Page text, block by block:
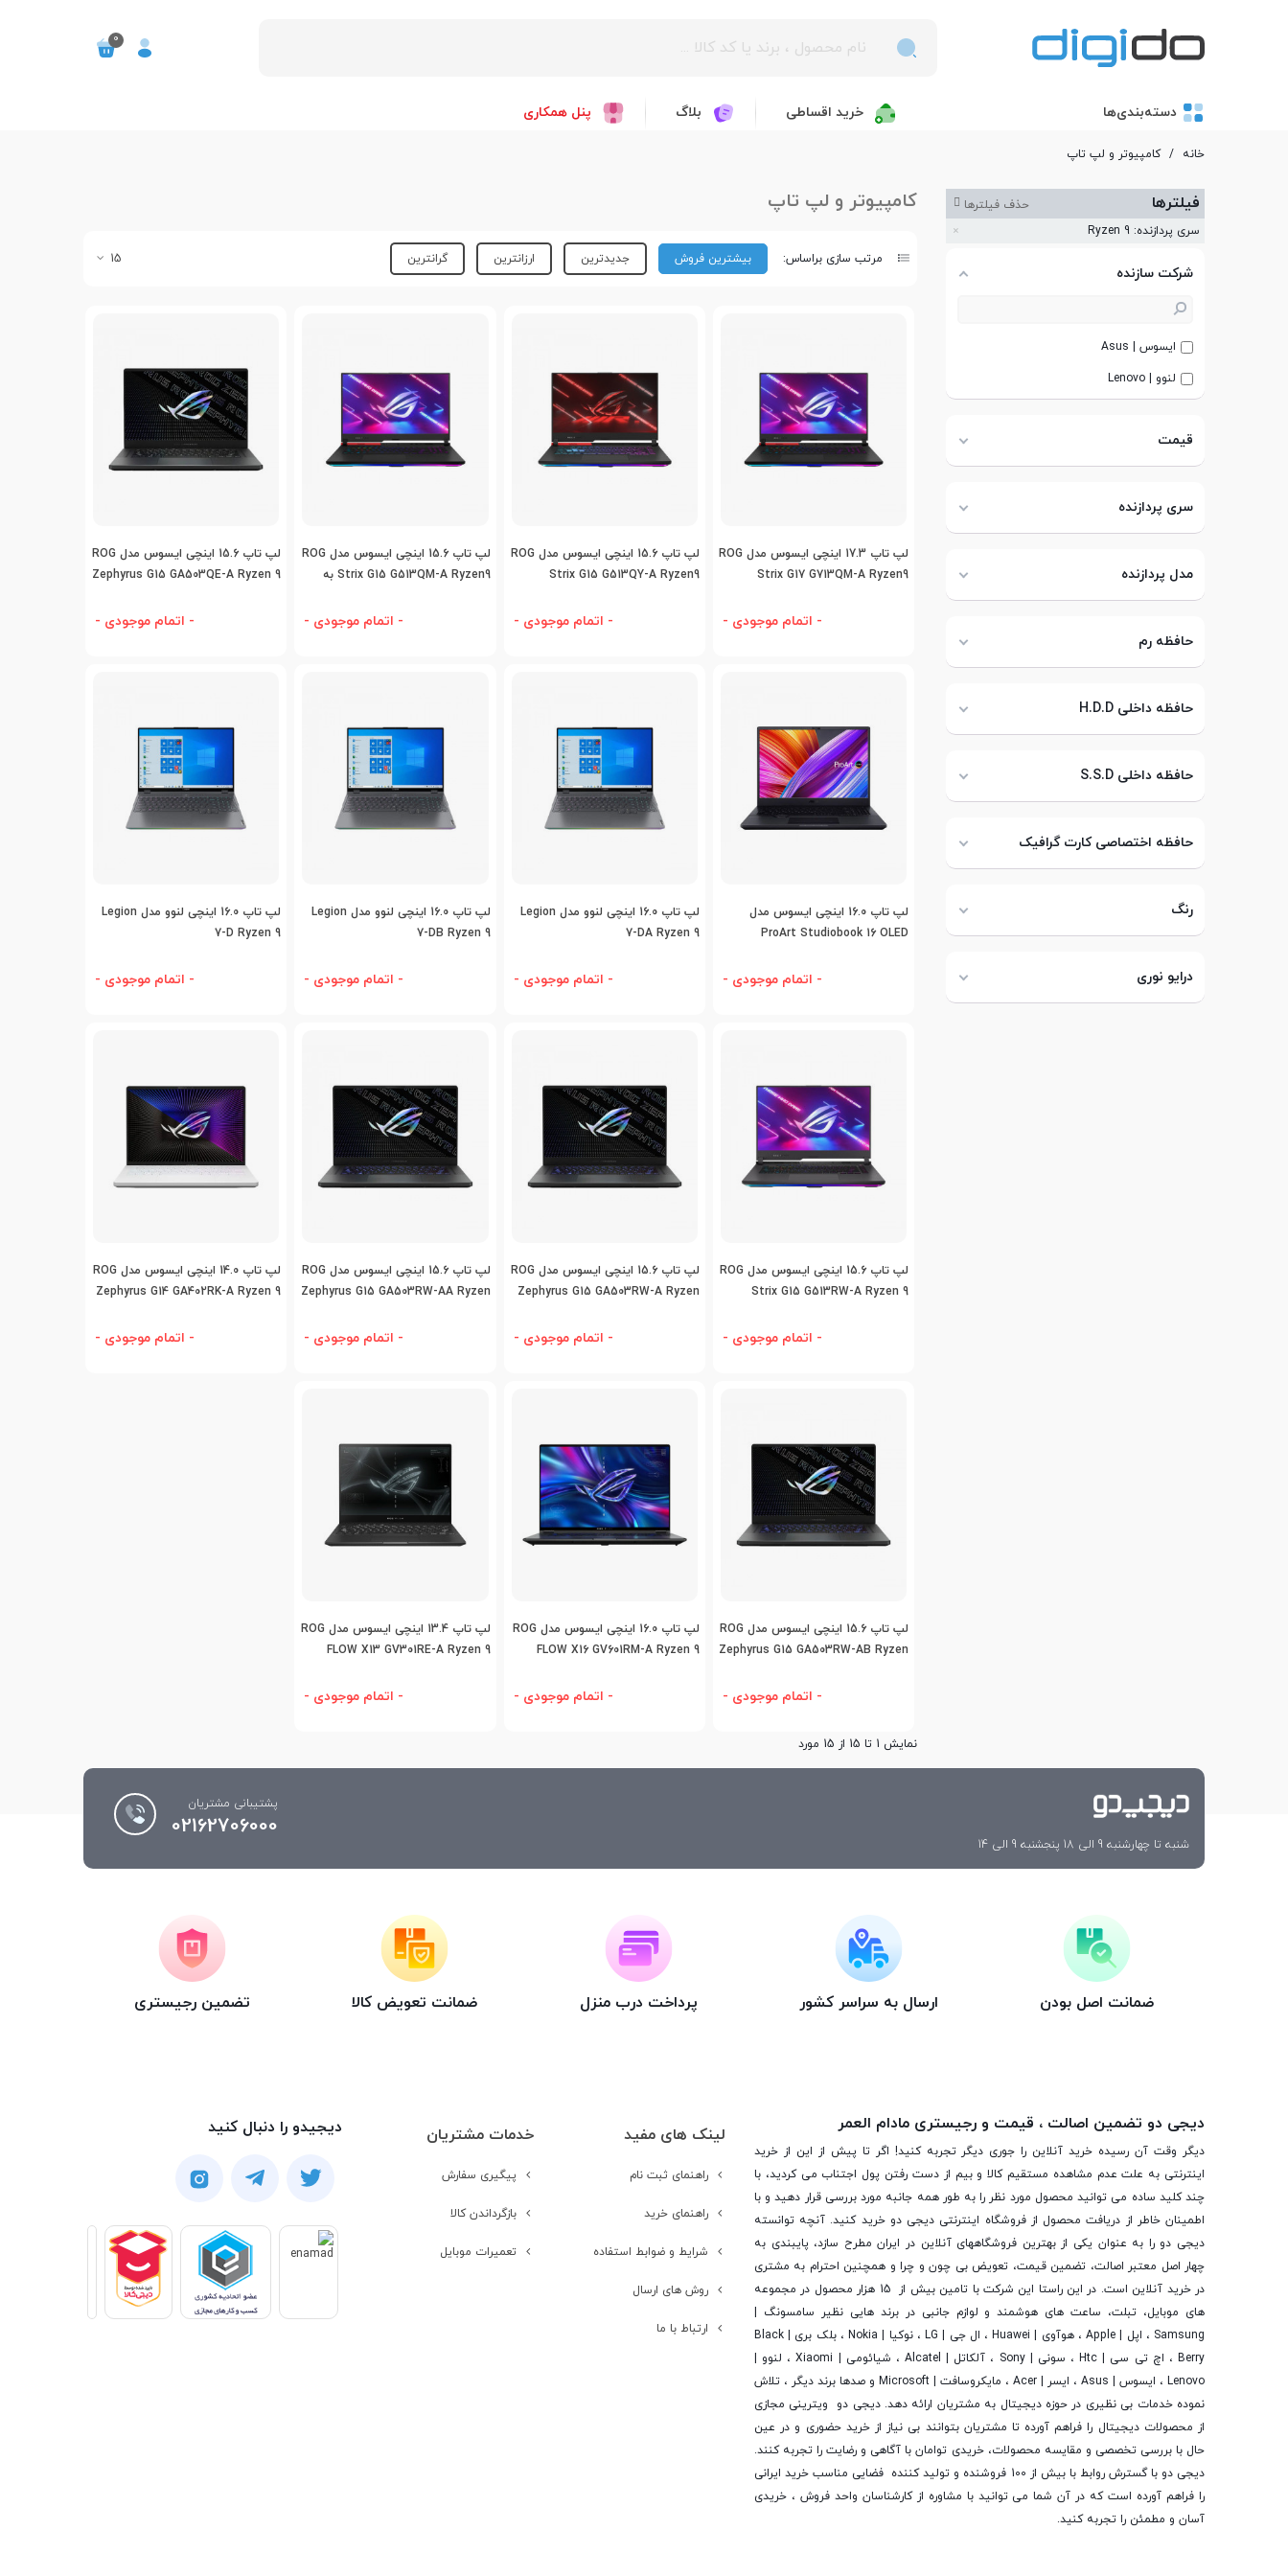
0
دسته‌بندی‌ها خرید اقساطی بلاگ پنل همکاری
خانه / کامپیوتر و لپ تاپ
فیلترها
حذف فیلترها
سری پردازنده: Ryzen 9
شرکت سازنده
ایسوس | Asus
لنوو | Lenovo
قیمت
سری پردازنده
مدل پردازنده
حافظه رم
حافظه داخلی H.D.D
حافظه داخلی S.S.D
حافظه اختصاصی کارت گرافیک
رنگ
درایو نوری
کامپیوتر و لپ تاپ
مرتب سازی براساس: بیشترین فروش جدیدترین ارزانترین گرانترین 15
اضافه به مقایسه
لپ تاپ 17.3 اینچی ایسوس مدل ROG
Strix G17 G713QM-A Ryzen9
- اتمام موجودی -
اضافه به مقایسه
لپ تاپ 15.6 اینچی ایسوس مدل ROG
Strix G15 G513QY-A Ryzen9
- اتمام موجودی -
اضافه به مقایسه
لپ تاپ 15.6 اینچی ایسوس مدل ROG
Strix G15 G513QM-A Ryzen9 به
- اتمام موجودی -
اضافه به مقایسه
لپ تاپ 15.6 اینچی ایسوس مدل ROG
Zephyrus G15 GA503QE-A Ryzen 9
- اتمام موجودی -
اضافه به مقایسه
لپ تاپ 16.0 اینچی ایسوس مدل
ProArt Studiobook 16 OLED
- اتمام موجودی -
اضافه به مقایسه لپ تاپ 16.0 اینچی لنوو مدل Legion
7-DA Ryzen 9
- اتمام موجودی -
اضافه به مقایسه لپ تاپ 16.0 اینچی لنوو مدل Legion
7-DB Ryzen 9
- اتمام موجودی -
اضافه به مقایسه لپ تاپ 16.0 اینچی لنوو مدل Legion
7-D Ryzen 9
- اتمام موجودی -
اضافه به مقایسه
لپ تاپ 15.6 اینچی ایسوس مدل ROG
Strix G15 G513RW-A Ryzen 9
- اتمام موجودی -
اضافه به مقایسه
لپ تاپ 15.6 اینچی ایسوس مدل ROG
Zephyrus G15 GA503RW-A Ryzen
- اتمام موجودی -
اضافه به مقایسه
لپ تاپ 15.6 اینچی ایسوس مدل ROG
Zephyrus G15 GA503RW-AA Ryzen
- اتمام موجودی -
اضافه به مقایسه
لپ تاپ 14.0 اینچی ایسوس مدل ROG
Zephyrus G14 GA402RK-A Ryzen 9
- اتمام موجودی -
اضافه به مقایسه
لپ تاپ 15.6 اینچی ایسوس مدل ROG
Zephyrus G15 GA503RW-AB Ryzen
- اتمام موجودی -
اضافه به مقایسه
لپ تاپ 16.0 اینچی ایسوس مدل ROG
FLOW X16 GV601RM-A Ryzen 9
- اتمام موجودی -
اضافه به مقایسه
لپ تاپ 13.4 اینچی ایسوس مدل ROG
FLOW X13 GV301RE-A Ryzen 9
- اتمام موجودی -
نمایش 1 تا 15 از 15 مورد
شنبه تا چهارشنبه 9 الی 18 پنجشنبه 9 الی 14
پشتیبانی مشتریان
02162706000
ضمانت اصل بودن ارسال به سراسر کشور پرداخت درب منزل ضمانت تعویض کالا تضمین رجیستری
دیجی دو تضمین اصالت ، قیمت و رجیستری مادام العمر
دیگر وقت آن رسیده خرید آنلاین را جوری دیگر تجربه کنید! اگر تا پیش از این از خرید
اینترنتی به علت عدم مشاهده مستقیم کالا و بیم از دست رفتن پول اجتناب می کردید، با
چند کلید ساده می توانید محصول مورد نظر را به طور همه جانبه مورد بررسی قرار دهید و با
اطمینان خاطر از دریافت محصول از فروشگاه اینترنتی دیجی دو خرید کنید. آنچه توانسته
دیجی دو را به عنوان یکی از بهترین فروشگاه­های آنلاین در ایران مطرح سازد، پایبندی به
چهار اصل معتبر اصالت، تضمین قیمت، تعویض بی چون و چرا و همچنین احترام به مشتری
در خرید آنلاین است. در این راستا این شرکت با تامین بیش از 15 هزار محصول در مجموعه
های موبایل، تبلت، ساعت های هوشمند و لوازم جانبی در برند هایی نظیر سامسونگ |
Samsung ، اپل | Apple ، هوآوی | Huawei ، ال جی | LG ، نوکیا | Nokia ، بلک بری | Black
Berry ، اچ تی سی | Htc ، سونی | Sony ، آلکاتل | Alcatel ، شیائومی | Xiaomi ، لنوو |
Lenovo ، ایسوس | Asus ، ایسر | Acer ، مایکروسافت | Microsoft و صدها برند دیگر ، تلاش
نموده خدمات بی نظیری در حوزه دیجیتال به مشتریان ارائه دهد. دیجی دو ویترینی مجازی
از محصولات دیجیتال را فراهم آورده تا مشتریان بتوانند بی نیاز از خرید حضوری و در عین
حال با بررسی تخصصی و مقایسه محصولات، خریدی توامان با آگاهی و رضایت را تجربه کنند.
دیجی دو با گسترش روابط با بیش از 100 فروشنده و تولید کننده فضایی مناسب خرید ایرانی
را فراهم آورده است که در آن شما می توانید با مشاوره از کارشناسان واحد فروش ، خریدی
آسان و مطمئن را تجربه کنید.
لینک های مفید
راهنمای ثبت نام
راهنمای خرید
شرایط و ضوابط استفاده
روش های ارسال
ارتباط با ما
خدمات مشتریان
پیگیری سفارش
بازگرداندن کالا
تعمیرات موبایل
دیجیدو را دنبال کنید